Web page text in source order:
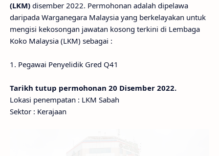
(LKM) disember 2022. Permohonan adalah dipelawa
daripada Warganegara Malaysia yang berkelayakan untuk
mengisi kekosongan jawatan kosong terkini di Lembaga
Koko Malaysia (LKM) sebagai :
1. Pegawai Penyelidik Gred Q41
Tarikh tutup permohonan 20 Disember 2022.
Lokasi penempatan : LKM Sabah
Sektor : Kerajaan